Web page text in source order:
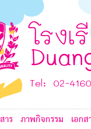
โรง
Tel: 02-
าร ภาพกิจกรรม เอก